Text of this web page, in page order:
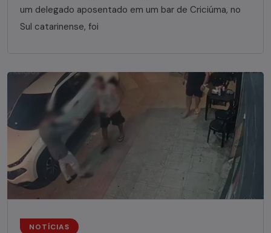
um delegado aposentado em um bar de Criciúma, no
Sul catarinense, foi
NOTÍCIAS